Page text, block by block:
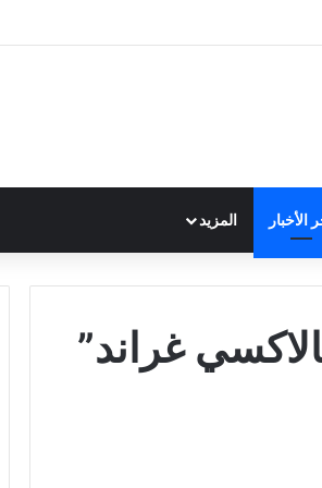
الأخبار المزيد
غراند”